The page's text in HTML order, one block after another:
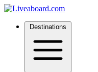
Destinations